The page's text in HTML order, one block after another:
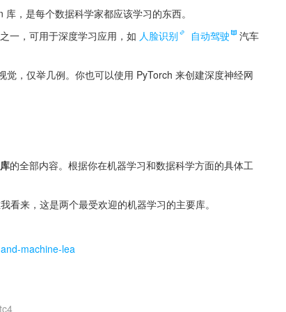
，是每个数据科学家都应该学习的东西。
一，可用于深度学习应用，如 人脸识别 自动驾驶
汽车
，仅举几例。你也可以使用 PyTorch 来创建深度神经网
的全部内容。根据你在机器学习和数据科学方面的具体工
来，这是两个最受欢迎的机器学习的主要库。
machine-lea